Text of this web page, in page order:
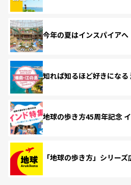
今年の夏はインスパイアへ
知れば知るほど好きになる
地球の歩き方45周年記念
「地球の歩き方」シリー